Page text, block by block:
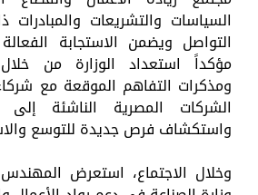
السياسات والتشريعات والمبادرات
التواصل ويضمن الاستجابة
مؤكداً استعداد الوزارة من خلال
ومذكرات التفاهم الموقعة مع
الشركات المصرية الناشئة إلى
واستكشاف فرص جديدة للتوسع
وخلال الاجتماع، استعرض